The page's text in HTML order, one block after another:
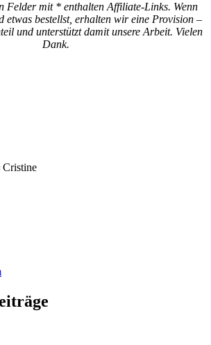
Felder mit * enthalten Affiliate-Links. Wenn
etwas bestellst, erhalten wir eine Provision –
und unterstützt damit unsere Arbeit. Vielen
Dank.
Cristine